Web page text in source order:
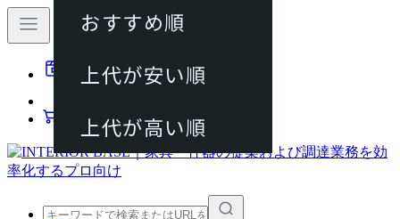
動画マニュアル
カート
おすすめ順
上代が安い順
上代が高い順